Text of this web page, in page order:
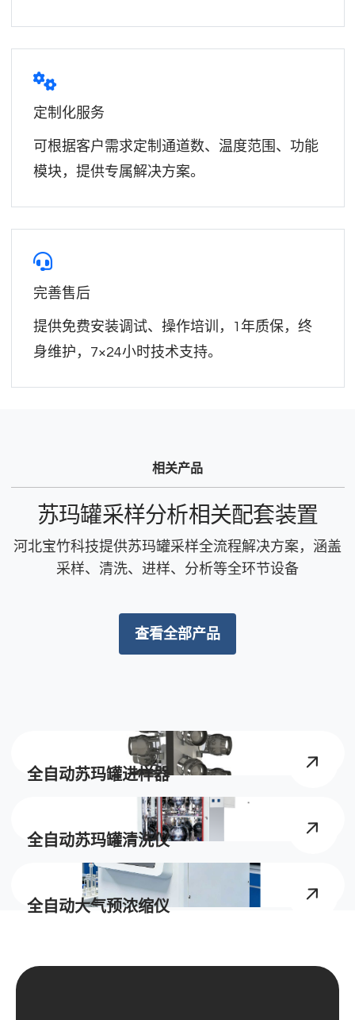
定制化服务
可根据客户需求定制通道数、温度范围、功能
模块，提供专属解决方案。
完善售后
提供免费安装调试、操作培训，1年质保，终
身维护，7×24小时技术支持。
相关产品
苏玛罐采样分析相关配套装置
河北宝竹科技提供苏玛罐采样全流程解决方案，涵盖
采样、清洗、进样、分析等全环节设备
查看全部产品
全自动苏玛罐进样器
全自动苏玛罐清洗仪
全自动大气预浓缩仪